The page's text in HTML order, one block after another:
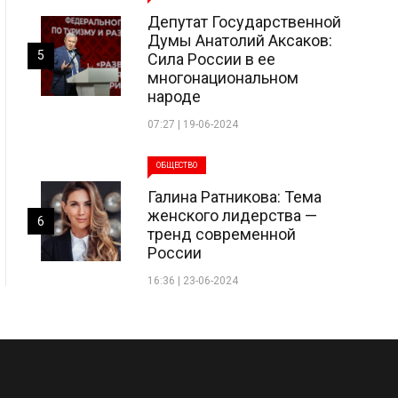
Депутат Государственной
Думы Анатолий Аксаков:
Сила России в ее
многонациональном
народе
07:27 | 19-06-2024
5
ОБЩЕСТВО
Галина Ратникова: Тема
женского лидерства —
тренд современной
России
16:36 | 23-06-2024
6